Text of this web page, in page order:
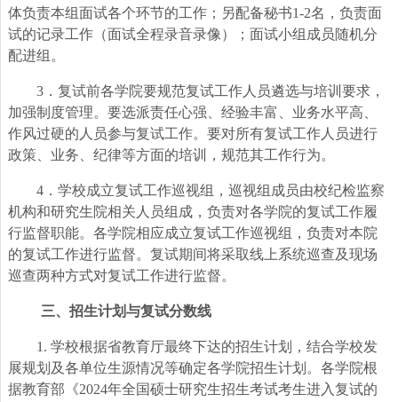
体负责本组面试各个环节的工作；另配备秘书1-2名，负责面
试的记录工作（面试全程录音录像）；面试小组成员随机分
配进组。
3 ．复试前各学院要规范复试工作人员遴选与培训要求，
加强制度管理。要选派责任心强、经验丰富、业务水平高、
作风过硬的人员参与复试工作。要对所有复试工作人员进行
政策、业务、纪律等方面的培训，规范其工作行为。
4 ．学校成立复试工作巡视组，巡视组成员由校纪检监察
机构和研究生院相关人员组成，负责对各学院的复试工作履
行监督职能。各学院相应成立复试工作巡视组，负责对本院
的复试工作进行监督。复试期间将采取线上系统巡查及现场
巡查两种方式对复试工作进行监督。
三、招生计划与复试分数线
1. 学校根据省教育厅最终下达的招生计划，结合学校发
展规划及各单位生源情况等确定各学院招生计划。各学院根
据教育部《2024年全国硕士研究生招生考试考生进入复试的